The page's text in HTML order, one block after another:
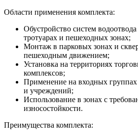
Области применения комплекта:
Обустройство систем
тротуарах и пешеходных зонах;
Монтаж в парковых зонах и
пешеходным движением;
Установка на территориях
комплексов;
Применение на входных
и учреждений;
Использование в зонах с
износостойкости.
Преимущества комплекта: